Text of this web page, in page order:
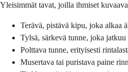
Yleisimmät tavat, joilla ihmiset
Terävä, pistävä kipu, joka alkaa
Tylsä, särkevä tunne, joka
Polttava tunne, erityisesti
Musertava tai puristava paine